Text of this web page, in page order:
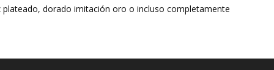
dorado imitación oro o incluso completamente